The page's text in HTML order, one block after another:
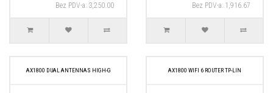
Bez PDV-a: 3,250.00 Bez PDV-a: 1,916.67
AX1800 DUAL ANTENNAS HIGH-G AX1800 WIFI 6 ROUTER TP-LIN